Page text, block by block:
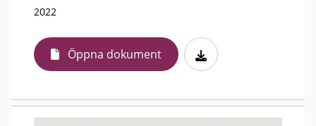
2022
Öppna dokument